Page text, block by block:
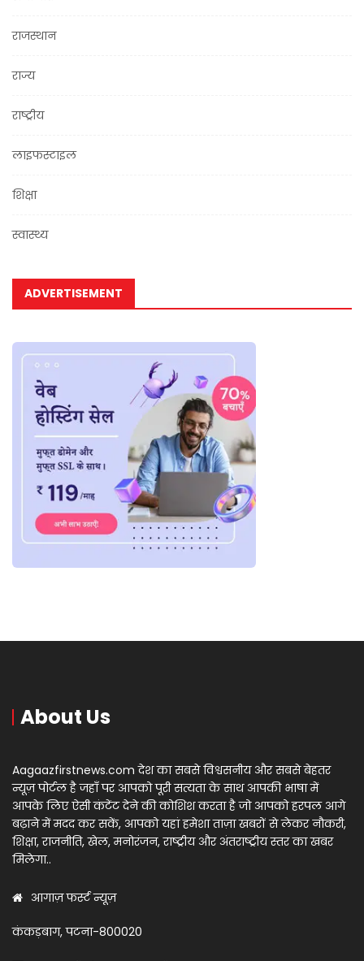
राजस्थान
राज्य
राष्ट्रीय
लाइफस्टाइल
शिक्षा
स्वास्थ्य
ADVERTISEMENT
About Us
Aagaazfirstnews.com देश का सबसे विश्वसनीय और सबसे बेहतर
न्यूज़ पोर्टल है जहाँ पर आपको पूरी सत्यता के साथ आपकी भाषा में
आपके लिए ऐसी कंटेंट देने की कोशिश करता है जो आपको हरपल आगे
बढ़ाने में मदद कर सकें, आपको यहां हमेशा ताज़ा खबरों से लेकर नौकरी,
शिक्षा, राजनीति, खेल, मनोरंजन, राष्ट्रीय और अंतराष्ट्रीय स्तर का खबर
मिलेगा..
आगाज़ फर्स्ट न्यूज़
कंकड़बाग, पटना-800020